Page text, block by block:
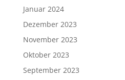
Januar 2024
Dezember 2023
November 2023
Oktober 2023
September 2023